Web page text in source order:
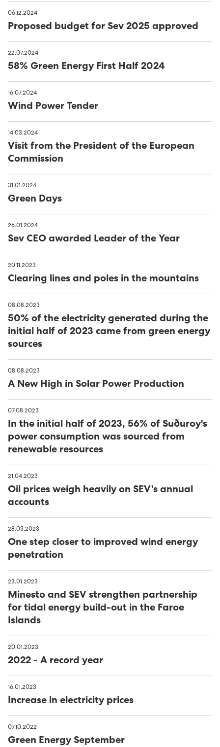
06.12.2024
Proposed budget for Sev 2025 approved
22.07.2024
58% Green Energy First Half 2024
16.07.2024
Wind Power Tender
14.03.2024
Visit from the President of the European
Commission
31.01.2024
Green Days
26.01.2024
Sev CEO awarded Leader of the Year
20.11.2023
Clearing lines and poles in the mountains
08.08.2023
50% of the electricity generated during the
initial half of 2023 came from green energy
sources
08.08.2023
A New High in Solar Power Production
07.08.2023
In the initial half of 2023, 56% of Suðuroy's
power consumption was sourced from
renewable resources
21.04.2023
Oil prices weigh heavily on SEV's annual
accounts
28.03.2023
One step closer to improved wind energy
penetration
23.01.2023
Minesto and SEV strengthen partnership
for tidal energy build-out in the Faroe
Islands
20.01.2023
2022 - A record year
16.01.2023
Increase in electricity prices
07.10.2022
Green Energy September